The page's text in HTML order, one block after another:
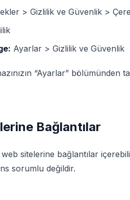
> Gizlilik ve Güvenlik >
Ayarlar > Gizlilik ve Güvenlik
“Ayarlar” bölümünden
Bağlantılar
sitelerine bağlantılar
sorumlu değildir.